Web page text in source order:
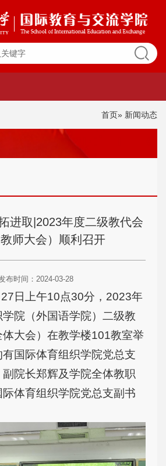
首页» 新闻动态
进取|2023年度二级教代会
教师大会）顺利召开
布时间：2024-03-28
日上午10点30分，2023年
院（外国语学院）二级教
大会）在教学楼101教室举
国际体育组织学院党总支
院长郑辉及学院全体教职
际体育组织学院党总支副书